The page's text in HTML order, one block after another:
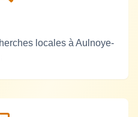
locales à Aulnoye-